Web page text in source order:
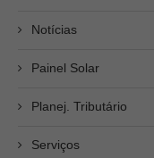
Notícias
Painel Solar
Planej. Tributário
Serviços